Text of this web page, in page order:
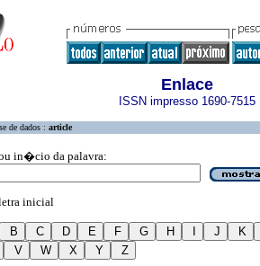
Enlace
ISSN impresso 1690-7515
de dados : article
in�cio da palavra:
inicial